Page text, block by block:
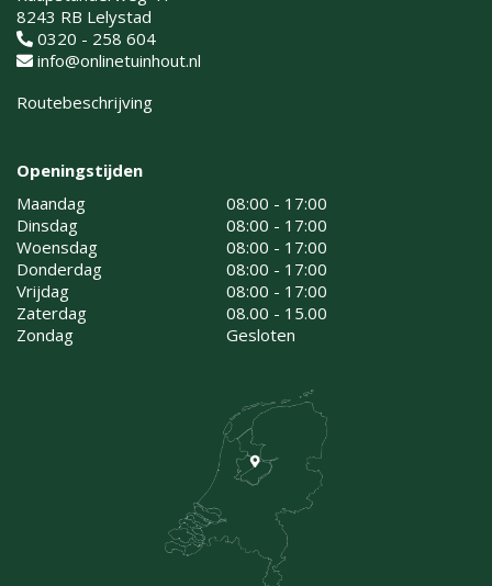
8243 RB Lelystad
0320 - 258 604
info@onlinetuinhout.nl
Routebeschrijving
Openingstijden
Maandag
08:00 - 17:00
Dinsdag
08:00 - 17:00
Woensdag
08:00 - 17:00
Donderdag
08:00 - 17:00
Vrijdag
08:00 - 17:00
Zaterdag
08.00 - 15.00
Zondag
Gesloten